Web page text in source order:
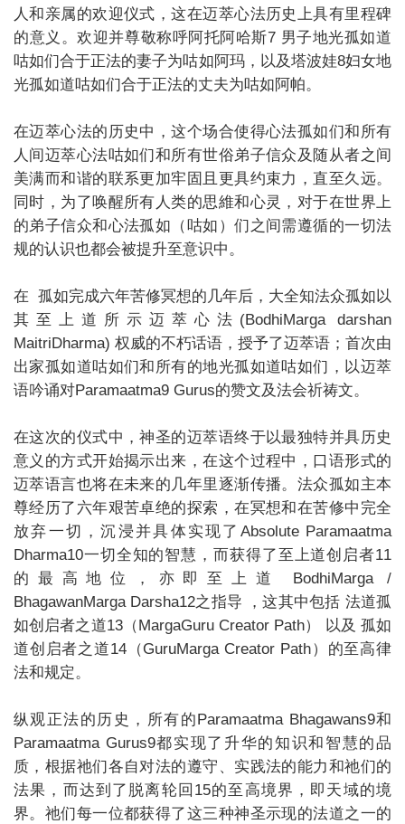
人和亲属的欢迎仪式，这在迈萃心法历史上具有里程碑
的意义。欢迎并尊敬称呼阿托阿哈斯7 男子地光孤如道
咕如们合于正法的妻子为咕如阿玛，以及塔波娃8妇女地
光孤如道咕如们合于正法的丈夫为咕如阿帕。
在迈萃心法的历史中，这个场合使得心法孤如们和所有
人间迈萃心法咕如们和所有世俗弟子信众及随从者之间
美满而和谐的联系更加牢固且更具约束力，直至久远。
同时，为了唤醒所有人类的思維和心灵，对于在世界上
的弟子信众和心法孤如（咕如）们之间需遵循的一切法
规的认识也都会被提升至意识中。
在 孤如完成六年苦修冥想的几年后，大全知法众孤如以
其至上道所示迈萃心法(BodhiMarga darshan
MaitriDharma) 权威的不朽话语，授予了迈萃语；首次由
出家孤如道咕如们和所有的地光孤如道咕如们，以迈萃
语吟诵对Paramaatma9 Gurus的赞文及法会祈祷文。
在这次的仪式中，神圣的迈萃语终于以最独特并具历史
意义的方式开始揭示出来，在这个过程中，口语形式的
迈萃语言也将在未来的几年里逐渐传播。法众孤如主本
尊经历了六年艰苦卓绝的探索，在冥想和在苦修中完全
放弃一切，沉浸并具体实现了Absolute Paramaatma
Dharma10一切全知的智慧，而获得了至上道创启者11
的最高地位，亦即至上道 BodhiMarga /
BhagawanMarga Darsha12之指导 ，这其中包括 法道孤
如创启者之道13（MargaGuru Creator Path） 以及 孤如
道创启者之道14（GuruMarga Creator Path）的至高律
法和规定。
纵观正法的历史，所有的Paramaatma Bhagawans9和
Paramaatma Gurus9都实现了升华的知识和智慧的品
质，根据祂们各自对法的遵守、实践法的能力和祂们的
法果，而达到了脱离轮回15的至高境界，即天域的境
界。祂们每一位都获得了这三种神圣示现的法道之一的